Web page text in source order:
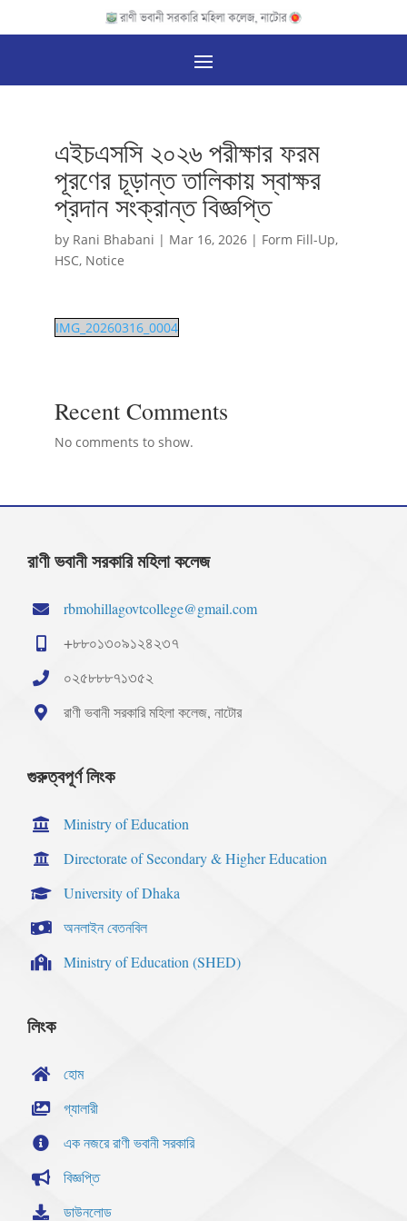
এইচএসসি ২০২৬ পরীক্ষার ফরম
পূরণের চূড়ান্ত তালিকায় স্বাক্ষর
প্রদান সংক্রান্ত বিজ্ঞপ্তি
by Rani Bhabani | Mar 16, 2026| Form Fill-Up,
HSC, Notice
IMG_20260316_0004
Recent Comments
No comments to show.
রাণী ভবানী সরকারি মহিলা কলেজ
rbmohillagovtcollege@gmail.com
+৮৮০১৩০৯১২৪২৩৭
০২৫৮৮৮৭১৩৫২
রাণী ভবানী সরকারি মহিলা কলেজ, নাটোর
গুরুত্বপূর্ণ লিংক
Ministry of Education
Directorate of Secondary & Higher Education
University of Dhaka
অনলাইন বেতনবিল
Ministry of Education (SHED)
লিংক
হোম
গ্যালারী
এক নজরে রাণী ভবানী সরকারি
বিজ্ঞপ্তি
ডাউনলোড